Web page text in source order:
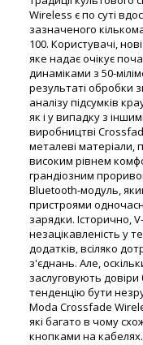
Wireless є по суті
зазначеного
100. Користувачі,
яке надає очікує
динаміками з 50-
результаті обробки
аналізу підсумків
як і у випадку з
виробництві
металеві матеріали,
високим рівнем
грандіозним
Bluetooth-модуль,
пристроями
зарядки. Історично,
незацікавленість у
додатків, всіляко
з'єднань. Але,
заслуговують
тенденцію бути
Moda Crossfade
які багато в чому
кнопками на кабелях.